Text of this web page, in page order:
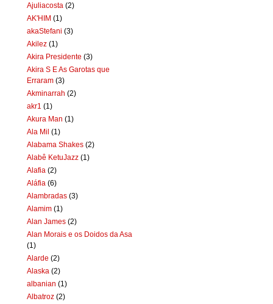
Ajuliacosta (2)
AK'HIM (1)
akaStefani (3)
Akilez (1)
Akira Presidente (3)
Akira S E As Garotas que
Erraram (3)
Akminarrah (2)
akr1 (1)
Akura Man (1)
Ala Mil (1)
Alabama Shakes (2)
Alabê KetuJazz (1)
Alafia (2)
Aláfia (6)
Alambradas (3)
Alamim (1)
Alan James (2)
Alan Morais e os Doidos da Asa
(1)
Alarde (2)
Alaska (2)
albanian (1)
Albatroz (2)